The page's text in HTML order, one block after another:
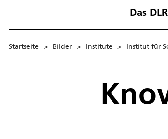
Das DLR
Startseite > Bilder > Institute > Institut für